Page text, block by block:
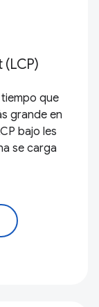
tiempo que
grande en
bajo les
se carga